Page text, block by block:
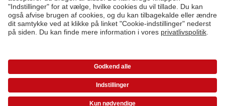
Andre produkter
Kontakt kundeservice:78 79 78 08- Man-fre: 09:00-20:00 | Søn: 14:00-
20:00 (undtagen helligdage)